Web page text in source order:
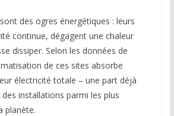
des ogres énergétiques : leurs
continue, dégagent une chaleur
dissiper. Selon les données de
de ces sites absorbe
électricité totale – une part déjà
installations parmi les plus
planète.